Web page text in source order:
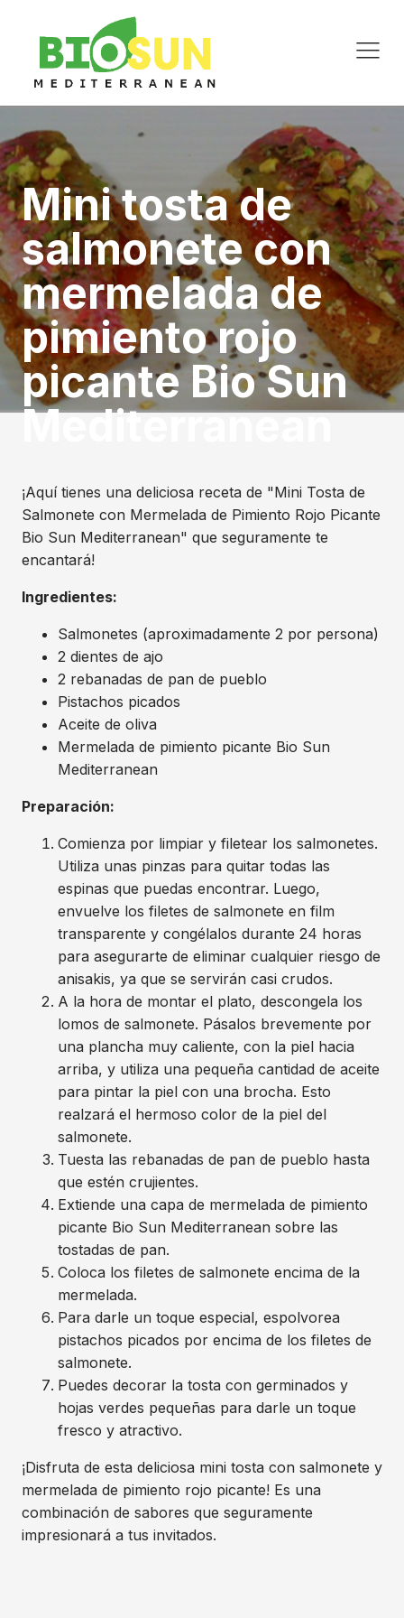
Mini tosta de
salmonete con
mermelada de
pimiento rojo
picante Bio Sun
Mediterranean
¡Aquí tienes una deliciosa receta de "Mini Tosta de
Salmonete con Mermelada de Pimiento Rojo Picante
Bio Sun Mediterranean" que seguramente te
encantará!
Ingredientes:
Salmonetes (aproximadamente 2 por persona)
2 dientes de ajo
2 rebanadas de pan de pueblo
Pistachos picados
Aceite de oliva
Mermelada de pimiento picante Bio Sun
Mediterranean
Preparación:
Comienza por limpiar y filetear los salmonetes.
Utiliza unas pinzas para quitar todas las
espinas que puedas encontrar. Luego,
envuelve los filetes de salmonete en film
transparente y congélalos durante 24 horas
para asegurarte de eliminar cualquier riesgo de
anisakis, ya que se servirán casi crudos.
A la hora de montar el plato, descongela los
lomos de salmonete. Pásalos brevemente por
una plancha muy caliente, con la piel hacia
arriba, y utiliza una pequeña cantidad de aceite
para pintar la piel con una brocha. Esto
realzará el hermoso color de la piel del
salmonete.
Tuesta las rebanadas de pan de pueblo hasta
que estén crujientes.
Extiende una capa de mermelada de pimiento
picante Bio Sun Mediterranean sobre las
tostadas de pan.
Coloca los filetes de salmonete encima de la
mermelada.
Para darle un toque especial, espolvorea
pistachos picados por encima de los filetes de
salmonete.
Puedes decorar la tosta con germinados y
hojas verdes pequeñas para darle un toque
fresco y atractivo.
¡Disfruta de esta deliciosa mini tosta con salmonete y
mermelada de pimiento rojo picante! Es una
combinación de sabores que seguramente
impresionará a tus invitados.